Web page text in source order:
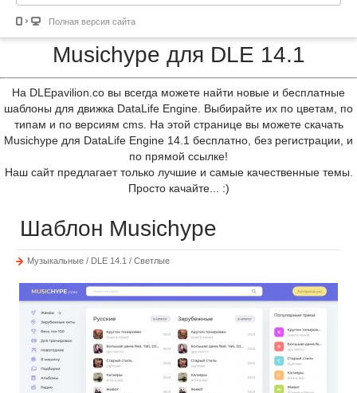
Полная версия сайта
Musichype для DLE 14.1
На DLEpavilion.co вы всегда можете найти новые и бесплатные
шаблоны для движка DataLife Engine. Выбирайте их по цветам, по
типам и по версиям cms. На этой странице вы можете скачать
Musichype для DataLife Engine 14.1 бесплатно, без регистрации, и
по прямой ссылке!
Наш сайт предлагает только лучшие и самые качественные темы.
Просто качайте... :)
Шаблон Musichype
Музыкальные / DLE 14.1 / Светлые